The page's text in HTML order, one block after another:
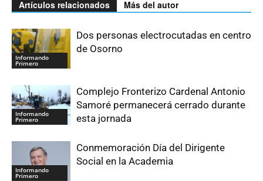
Artículos relacionados Más del autor
Informando
Primero
Dos personas electrocutadas en centro
de Osorno
Informando
Primero
Complejo Fronterizo Cardenal Antonio
Samoré permanecerá cerrado durante
esta jornada
Informando
Primero
Conmemoración Día del Dirigente
Social en la Academia